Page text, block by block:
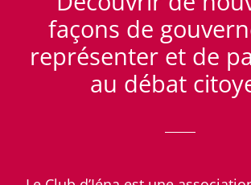
façons de
représenter et de
au débat